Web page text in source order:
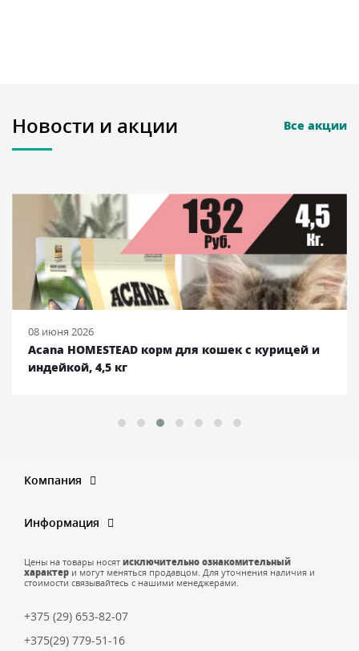
Новости и акции Все акции
08 июня 2026
Acana HOMESTEAD корм для кошек с курицей и
индейкой, 4,5 кг
Компания
Информация
Цены на товары носят исключительно ознакомительный
характер и могут меняться продавцом. Для уточнения наличия и
стоимости связывайтесь с нашими менеджерами.
+375 (29) 653-82-07
+375(29) 779-51-16